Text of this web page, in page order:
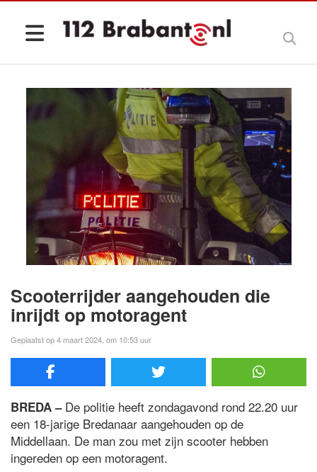
Scooterrijder aangehouden die
inrijdt op motoragent
Geplaatst op 4 maart 2024, om 10:53 uur
BREDA –De politie heeft zondagavond rond 22.20 uur
een 18-jarige Bredanaar aangehouden op de
Middellaan. De man zou met zijn scooter hebben
ingereden op een motoragent.